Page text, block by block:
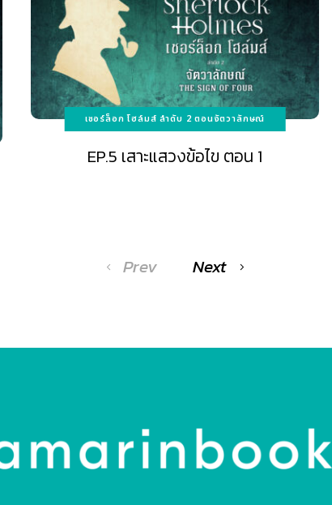
เชอร์ล็อก โฮล์มส์ ลำดับ 2 ตอนจัตวาลักษณ์
EP.5 เสาะแสวงข้อไข ตอน 1
Prev Next